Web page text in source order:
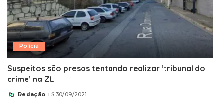
Polícia
Suspeitos são presos tentando realizar ‘tribunal do
crime’ na ZL
Posted
Redação 30/09/2021